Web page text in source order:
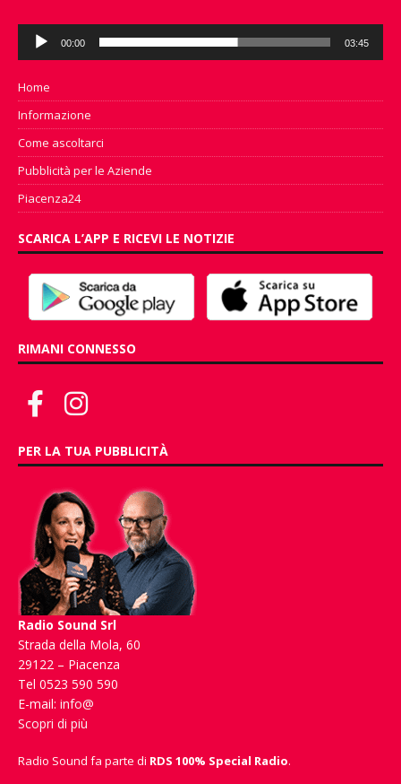
Audio
Player
00:00 03:45
Home
Informazione
Come ascoltarci
Pubblicità per le Aziende
Piacenza24
SCARICA L’APP E RICEVI LE NOTIZIE
RIMANI CONNESSO
PER LA TUA PUBBLICITÀ
Radio Sound Srl
Strada della Mola, 60
29122 – Piacenza
Tel 0523 590 590
E-mail: info@
Scopri di più
Radio Sound fa parte di RDS 100% Special Radio.